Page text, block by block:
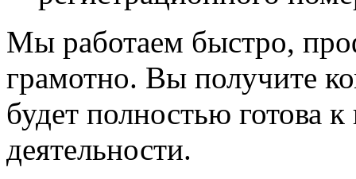
Мы работаем быстро,
грамотно. Вы получите
будет полностью готова
деятельности.